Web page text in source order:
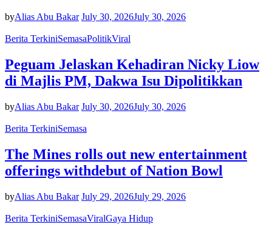
byAlias Abu Bakar July 30, 2026July 30, 2026
Berita TerkiniSemasaPolitikViral
Peguam Jelaskan Kehadiran Nicky Liow
di Majlis PM, Dakwa Isu Dipolitikkan
byAlias Abu Bakar July 30, 2026July 30, 2026
Berita TerkiniSemasa
The Mines rolls out new entertainment
offerings withdebut of Nation Bowl
byAlias Abu Bakar July 29, 2026July 29, 2026
Berita TerkiniSemasaViralGaya Hidup